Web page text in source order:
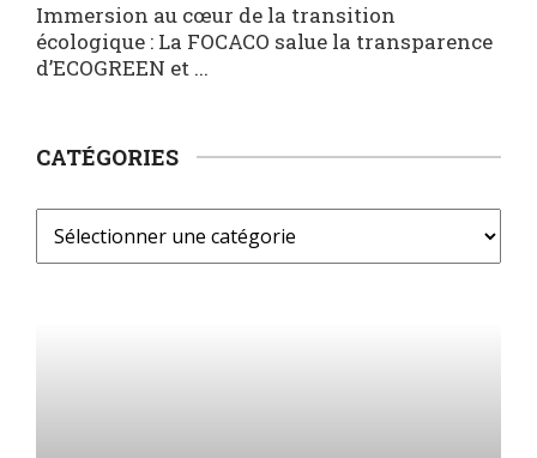
Immersion au cœur de la transition
écologique : La FOCACO salue la transparence
d’ECOGREEN et ...
CATÉGORIES